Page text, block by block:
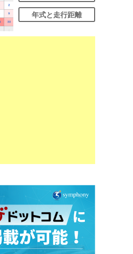
年式と走行距離